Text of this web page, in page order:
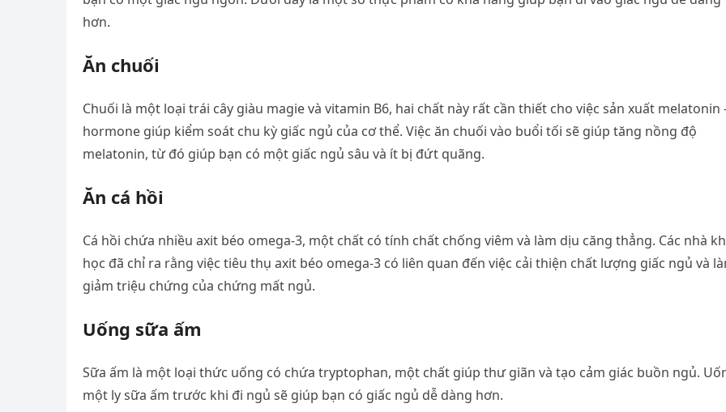
hơn.
Ăn chuối
Chuối là một loại trái cây giàu magie và vitamin B6, hai chất này rất cần thiết cho việc sản xuất melatonin
hormone giúp kiểm soát chu kỳ giấc ngủ của cơ thể. Việc ăn chuối vào buổi tối sẽ giúp tăng nồng độ
melatonin, từ đó giúp bạn có một giấc ngủ sâu và ít bị đứt quãng.
Ăn cá hồi
Cá hồi chứa nhiều axit béo omega-3, một chất có tính chất chống viêm và làm dịu căng thẳng. Các nhà
học đã chỉ ra rằng việc tiêu thụ axit béo omega-3 có liên quan đến việc cải thiện chất lượng giấc ngủ và
giảm triệu chứng của chứng mất ngủ.
Uống sữa ấm
Sữa ấm là một loại thức uống có chứa tryptophan, một chất giúp thư giãn và tạo cảm giác buồn ngủ.
một ly sữa ấm trước khi đi ngủ sẽ giúp bạn có giấc ngủ dễ dàng hơn.